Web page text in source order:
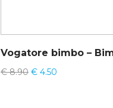
€8.90 €4.50